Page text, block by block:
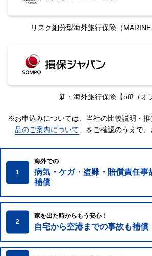
リスク細分型海外旅行保険 （
新・海外旅行保険 【off!（オ
※お申込みについては、当社の比較説明・推
品のご案内について 」をご確認のうえで、
1
海外での
病気・ケガ・盗難・賠償責任事
補償
2
家を出た時からもう安心！
自宅から空港までの事故も補償